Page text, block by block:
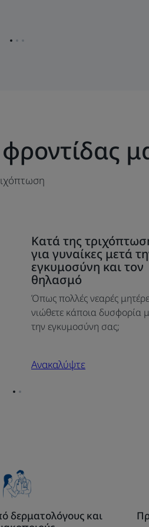
Go
GoGo
Ανακαλύψτε
Κατά
της
τριχόπτωσης
για
γυναίκες
την
και
Κατά της
για γυναίκες μετά
εγκυμοσύνη και τον
θηλασμό
Όπως πολλές νεαρές
νιώθετε κάποια δυσφορία
την εγκυμοσύνη σας;
Ανακαλύψτε
GoGo
δερματολόγους και